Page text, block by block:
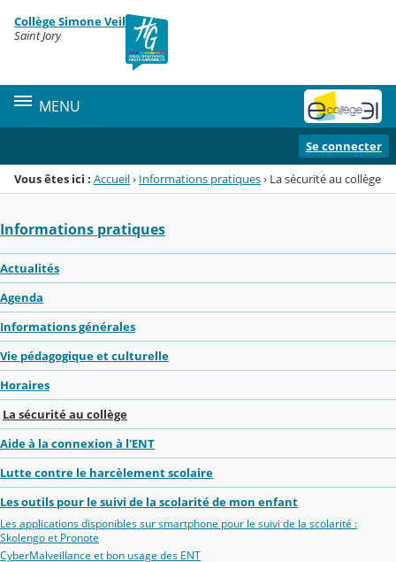
Menu de la rubrique
Contenu
Collège Simone Veil
Saint Jory
MENU
Se connecter
Vous êtes ici : Accueil› Informations pratiques› La sécurité au collège
Informations pratiques
Actualités
Agenda
Informations générales
Vie pédagogique et culturelle
Horaires
La sécurité au collège
Aide à la connexion à l'ENT
Lutte contre le harcèlement scolaire
Les outils pour le suivi de la scolarité de mon enfant
Les applications disponibles sur smartphone pour le suivi de la scolarité :
Skolengo et Pronote
CyberMalveillance et bon usage des ENT